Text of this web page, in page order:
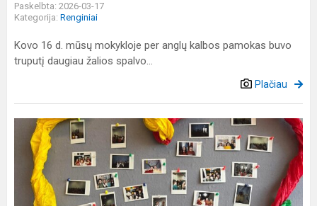
Paskelbta: 2026-03-17
Kategorija: Renginiai
Kovo 16 d. mūsų mokykloje per anglų kalbos pamokas buvo
truputį daugiau žalios spalvo...
Plačiau
Lietuvių
kalbos
savaitė
2026